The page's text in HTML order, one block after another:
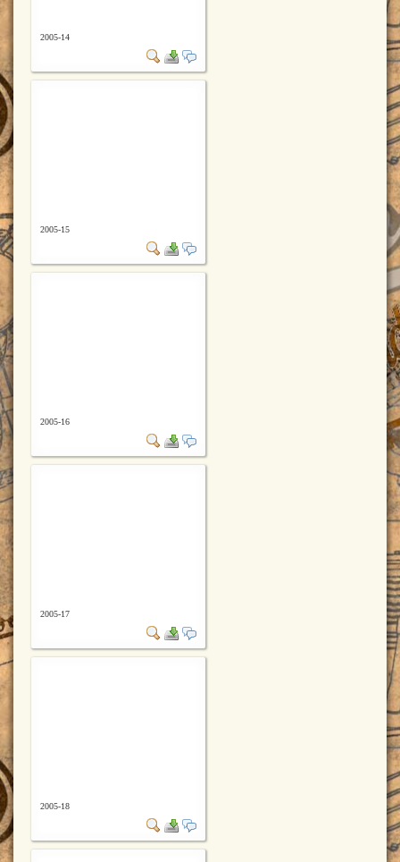
2005-14
2005-15
2005-16
2005-17
2005-18